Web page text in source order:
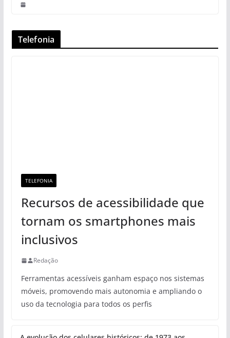
Telefonia
TELEFONIA
Recursos de acessibilidade que
tornam os smartphones mais
inclusivos
Redação
Ferramentas acessíveis ganham espaço nos sistemas
móveis, promovendo mais autonomia e ampliando o
uso da tecnologia para todos os perfis